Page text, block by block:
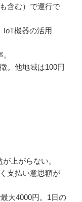
含む）で運行で
機器の活用
。他地域は100円
上がらない。
支払い意思額が
大4000円。1日の